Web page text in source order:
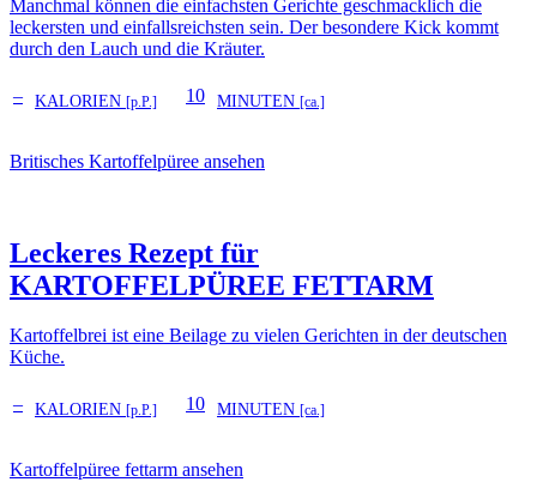
Manchmal können die einfachsten Gerichte geschmacklich die
leckersten und einfallsreichsten sein. Der besondere Kick kommt
durch den Lauch und die Kräuter.
– KALORIEN [p.P.] 10 MINUTEN [ca.]
Britisches Kartoffelpüree ansehen
Leckeres Rezept für
KARTOFFELPÜREE FETTARM
Kartoffelbrei ist eine Beilage zu vielen Gerichten in der deutschen
Küche.
– KALORIEN [p.P.] 10 MINUTEN [ca.]
Kartoffelpüree fettarm ansehen